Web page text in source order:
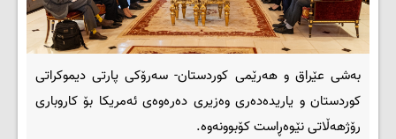
بەشی عێراق و هەرێمی کوردستان- سەرۆکی پارتی دیموکراتی
کوردستان و یاریدەدەری وەزیری دەرەوەی ئەمریكا بۆ كاروباری
رۆژهەڵاتی نێوەڕاست کۆبوونەوە.